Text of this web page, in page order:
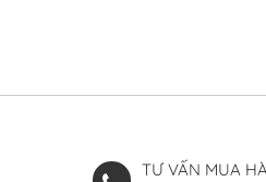
TƯ VẤN MUA